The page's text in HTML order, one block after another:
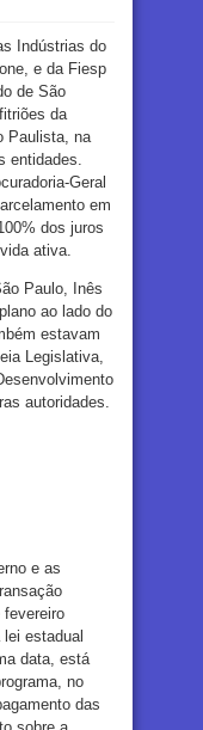
Indústrias do
e da Fiesp
de São
da
Paulista, na
entidades.
Geral
em
dos juros
ativa.
Paulo, Inês
ao lado do
estavam
Legislativa,
autoridades.
e as
fevereiro
estadual
data, está
no
das